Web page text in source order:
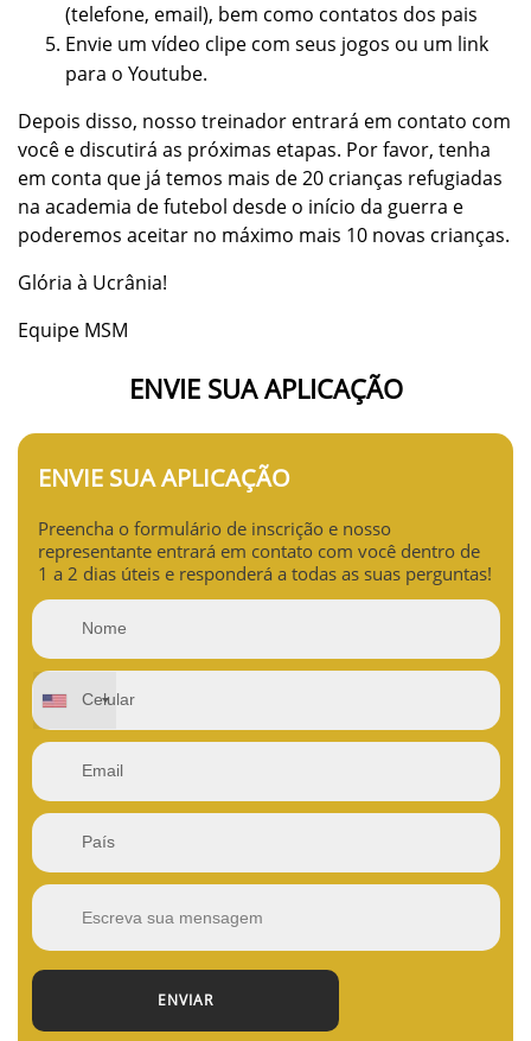
(telefone, email), bem como contatos dos pais
Envie um vídeo clipe com seus jogos ou um link
para o Youtube.
Depois disso, nosso treinador entrará em contato com
você e discutirá as próximas etapas. Por favor, tenha
em conta que já temos mais de 20 crianças refugiadas
na academia de futebol desde o início da guerra e
poderemos aceitar no máximo mais 10 novas crianças.
Glória à Ucrânia!
Equipe MSM
ENVIE SUA APLICAÇÃO
ENVIE SUA APLICAÇÃO
Preencha o formulário de inscrição e nosso
representante entrará em contato com você dentro de
1 a 2 dias úteis e responderá a todas as suas perguntas!